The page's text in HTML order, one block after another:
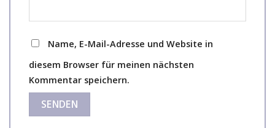
Name, E-Mail-Adresse und Website in
diesem Browser für meinen nächsten
Kommentar speichern.